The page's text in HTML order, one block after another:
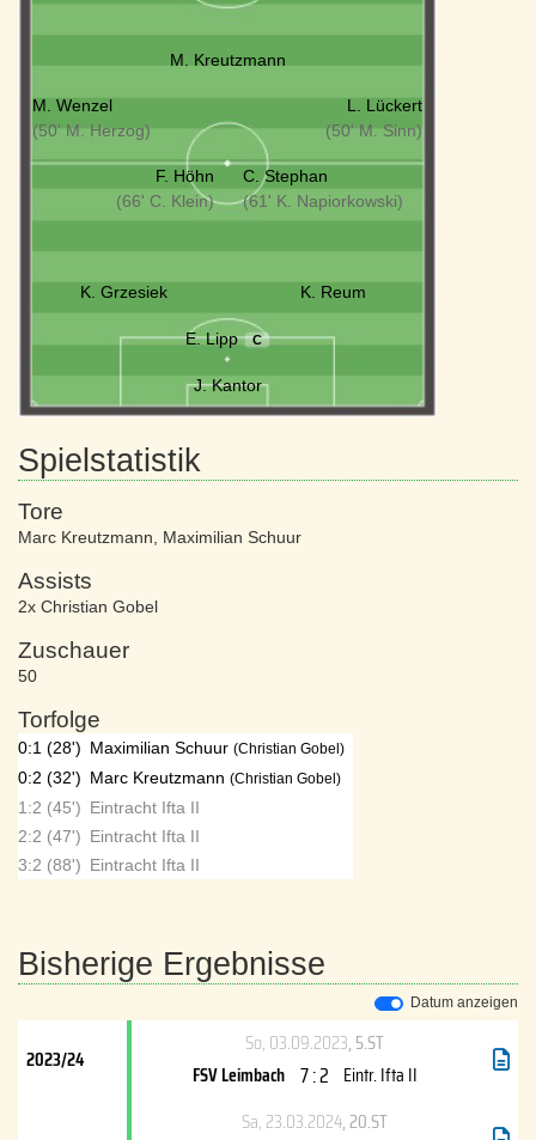
M. Kreutzmann
M. Wenzel
(50' M. Herzog)
L. Lückert
(50' M. Sinn)
F. Höhn
(66' C. Klein)
C. Stephan
(61' K. Napiorkowski)
K. Grzesiek K. Reum
E. Lipp C
J. Kantor
Spielstatistik
Tore
Marc Kreutzmann Maximilian Schuur
Assists
2x Christian Gobel
Zuschauer
50
Torfolge
0:1 (28') Maximilian Schuur (Christian Gobel)
0:2 (32') Marc Kreutzmann (Christian Gobel)
1:2 (45') Eintracht Ifta II
2:2 (47') Eintracht Ifta II
3:2 (88') Eintracht Ifta II
Bisherige Ergebnisse
Datum anzeigen
2023/24
So, 03.09.2023, 5.ST
FSV Leimbach 7 : 2 Eintr. Ifta II
Sa, 23.03.2024, 20.ST